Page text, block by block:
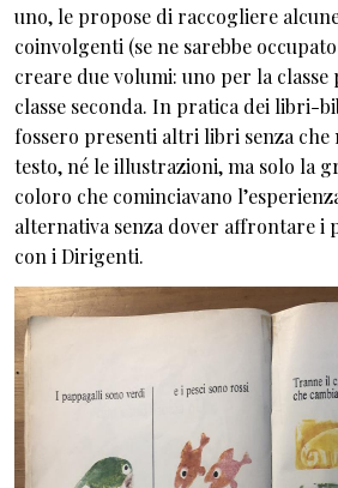
uno, le propose di raccogliere
coinvolgenti (se ne sarebbe
creare due volumi: uno per la
classe seconda. In pratica dei libri-
fossero presenti altri libri senza che
testo, né le illustrazioni, ma solo la
coloro che cominciavano
alternativa senza dover affrontare i
con i Dirigenti.